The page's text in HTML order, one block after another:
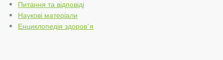
Питання та відповіді
Наукові матеріали
Енциклопедія здоров’я